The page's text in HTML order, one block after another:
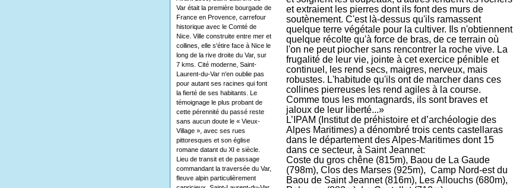
Var était la première bourgade de
France en Provence, carrefour
historique avec le Comté de
Nice. Ville construite entre mer et
collines, elle s'étire face à Nice le
long de la rive droite du Var, sur
7 kms. Cité moderne, Saint-
Laurent-du-Var n'en oublie pas
pour autant ses racines qui font
la fierté de ses habitants. Le
témoignage le plus probant de
cette pérennité du passé reste
sans aucun doute le « Vieux-
Village », avec ses rues
pittoresques et son église
romane datant du XI e siècle.
Lieu de transit et de passage
commandant la traversée du Var,
fleuve alpin particulièrement
et extraient les pierres dont ils font des murs de
soutènement. C'est là-dessus qu'ils ramassent
quelque terre végétale pour la cultiver. Ils n'obtiennent
quelque récolte qu'à force de bras, de ce terrain où
l'on ne peut piocher sans rencontrer la roche vive. La
frugalité de leur vie, jointe à cet exercice pénible et
continuel, les rend secs, maigres, nerveux, mais
robustes. L'habitude qu'ils ont de marcher dans ces
collines pierreuses les rend agiles à la course.
Comme tous les montagnards, ils sont braves et
jaloux de leur liberté...»
L’IPAM (Institut de préhistoire et d’archéologie des
Alpes Maritimes) a dénombré trois cents castellaras
dans le département des Alpes-Maritimes dont 15
dans ce secteur, à Saint Jeannet:
Coste du gros chêne (815m), Baou de La Gaude
(798m), Clos des Marses (925m), Camp Nord-est du
Baou de Saint Jeannet (816m), Les Allouchs (680m),